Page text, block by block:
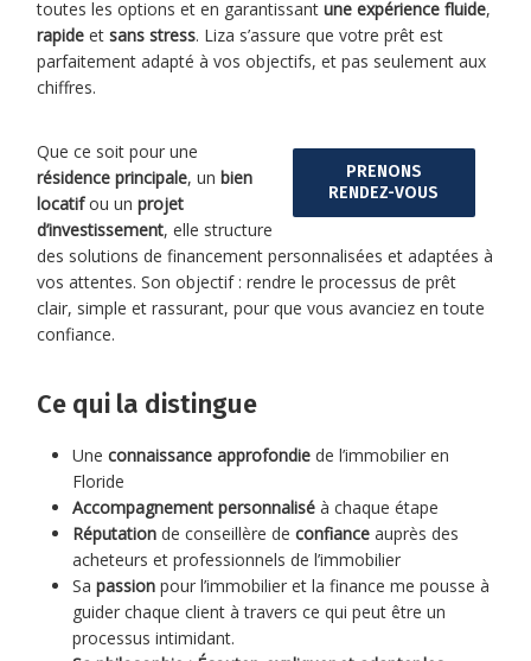
toutes les options et en garantissantune expérience fluide,
rapide etsans stress. Liza s’assure que votre prêt est
parfaitement adapté à vos objectifs, et pas seulement aux
chiffres.
PRENONS
RENDEZ-VOUS
Que ce soit pour une
résidence principale, unbien
locatifou unprojet
d’investissement, elle structure
des solutions de financement personnalisées et adaptées à
vos attentes. Son objectif : rendre le processus de prêt
clair, simple et rassurant, pour que vous avanciez en toute
confiance.
Ce qui la distingue
Uneconnaissance approfondie de l’immobilier en
Floride
Accompagnement personnalisé à chaque étape
Réputation de conseillère deconfiance auprès des
acheteurs et professionnels de l’immobilier
Sapassion pour l’immobilier et la finance me pousse à
guider chaque client à travers ce qui peut être un
processus intimidant.